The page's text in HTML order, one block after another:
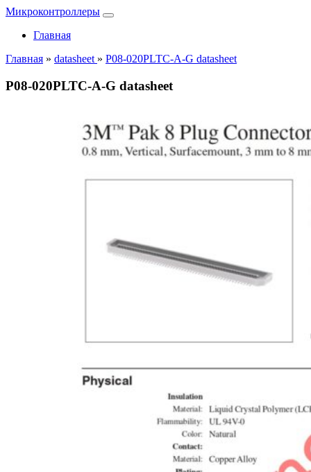
Микроконтроллеры
Главная
Главная » datasheet » P08-020PLTC-A-G datasheet
P08-020PLTC-A-G datasheet